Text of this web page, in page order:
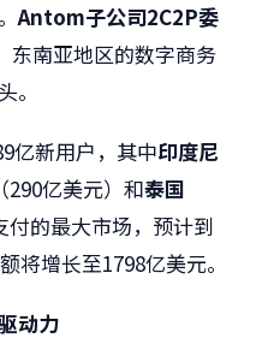
Antom子公司2C2P委
东南亚地区的数字商务
。
亿新用户，其中印度尼
（290亿美元）和泰国
的最大市场，预计到
将增长至1798亿美元。
动力